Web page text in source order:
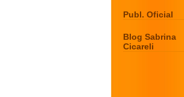
Publ. Oficial
Blog Sabrina
Cicareli